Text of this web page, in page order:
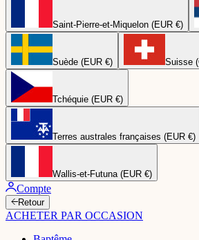
Saint-Pierre-et-Miquelon (EUR €)
Suède (EUR €) Suisse
Tchéquie (EUR €)
Terres australes françaises (EUR €)
Wallis-et-Futuna (EUR €)
Compte
Retour
ACHETER PAR OCCASION